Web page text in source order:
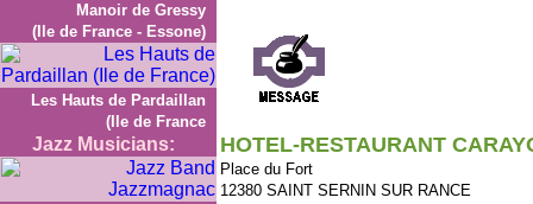
Manoir de Gressy
(Ile de France - Essone)
Les Hauts de Pardaillan
(Ile de France
Jazz Musicians: HOTEL-RESTAURANT
Place du Fort
12380 SAINT SERNIN SUR RANCE